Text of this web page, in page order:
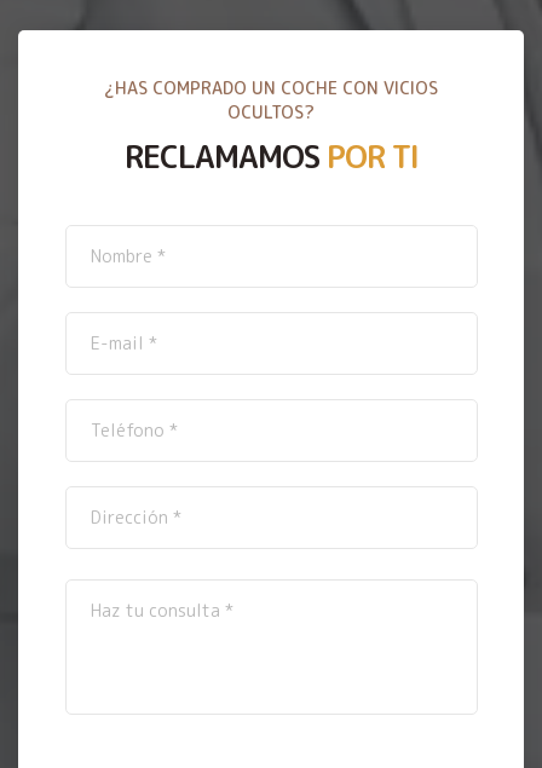
¿HAS COMPRADO UN COCHE CON VICIOS
OCULTOS?
RECLAMAMOS POR TI